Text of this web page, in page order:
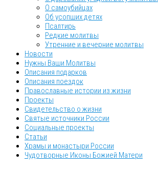
О самоубийцах
Об усопших детях
Псалтирь
Редкие молитвы
Утренние и вечерние молитвы
Новости
Нужны Ваши Молитвы
Описания подарков
Описания поездок
Православные истории из жизни
Проекты
Свидетельство о жизни
Святые источники России
Социальные проекты
Статьи
Храмы и монастыри России
Чудотворные Иконы Божией Матери